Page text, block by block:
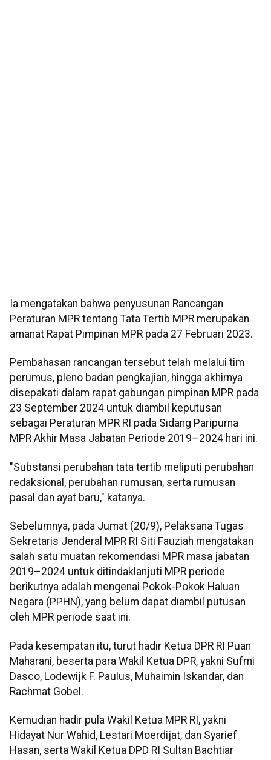
Ia mengatakan bahwa penyusunan Rancangan
Peraturan MPR tentang Tata Tertib MPR merupakan
amanat Rapat Pimpinan MPR pada 27 Februari 2023.
Pembahasan rancangan tersebut telah melalui tim
perumus, pleno badan pengkajian, hingga akhirnya
disepakati dalam rapat gabungan pimpinan MPR pada
23 September 2024 untuk diambil keputusan
sebagai Peraturan MPR RI pada Sidang Paripurna
MPR Akhir Masa Jabatan Periode 2019–2024 hari ini.
"Substansi perubahan tata tertib meliputi perubahan
redaksional, perubahan rumusan, serta rumusan
pasal dan ayat baru," katanya.
Sebelumnya, pada Jumat (20/9), Pelaksana Tugas
Sekretaris Jenderal MPR RI Siti Fauziah mengatakan
salah satu muatan rekomendasi MPR masa jabatan
2019–2024 untuk ditindaklanjuti MPR periode
berikutnya adalah mengenai Pokok-Pokok Haluan
Negara (PPHN), yang belum dapat diambil putusan
oleh MPR periode saat ini.
Pada kesempatan itu, turut hadir Ketua DPR RI Puan
Maharani, beserta para Wakil Ketua DPR, yakni Sufmi
Dasco, Lodewijk F. Paulus, Muhaimin Iskandar, dan
Rachmat Gobel.
Kemudian hadir pula Wakil Ketua MPR RI, yakni
Hidayat Nur Wahid, Lestari Moerdijat, dan Syarief
Hasan, serta Wakil Ketua DPD RI Sultan Bachtiar